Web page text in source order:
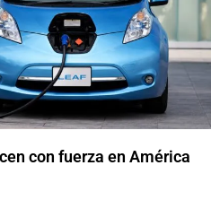
con fuerza en América